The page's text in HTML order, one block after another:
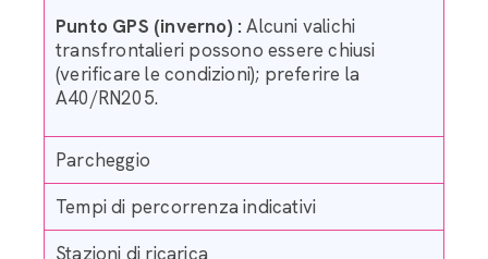
Punto GPS (inverno) :Alcuni valichi
transfrontalieri possono essere chiusi
(verificare le condizioni); preferire la
A40/RN205.
Parcheggio
Tempi di percorrenza indicativi
Stazioni di ricarica